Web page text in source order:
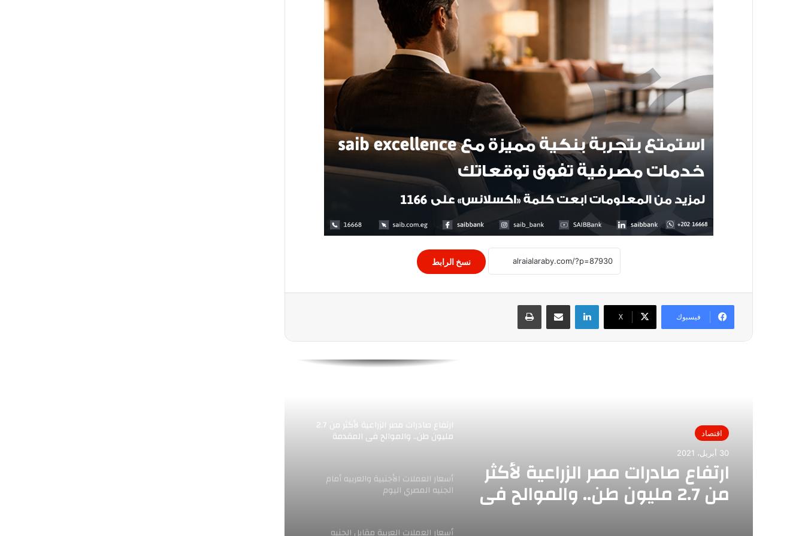
نسخ الرابط
فيسبوك X
لينكدإن مشاركة عبر البريد طباعة
اقتصاد
30 أبريل، 2021
ارتفاع صادرات مصر الزراعية لأكثر
من 2.7 مليون طن.. والموالح فى
اسعار العملات اليوم الاحد بالبنوك المصرية
سعر صرف الريال السعودى مقابل الجنيه
المصري اليوم
تباين أداء مؤشرات قطاعات البورصة
المصرية، خلال تعاملات جلسة اليوم الأربعاء
رئيس الاتحاد المصري للتأمين : زيادة الوعي
ارتفاع صادرات مصر الزراعية لأكثر من 2.7
مليون طن.. والموالح فى المقدمة
أسعار العملات الأجنبية والعربيه أمام
الجنيه المصري اليوم